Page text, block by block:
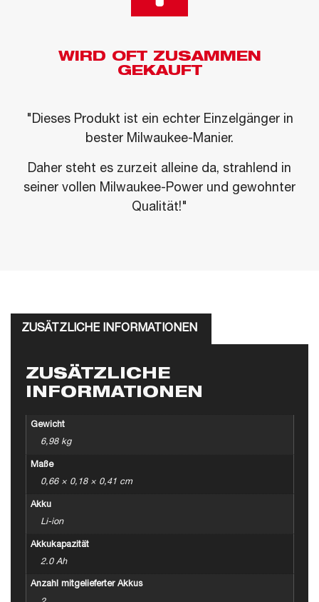
WIRD OFT ZUSAMMEN
GEKAUFT
"Dieses Produkt ist ein echter Einzelgänger in
bester Milwaukee-Manier.
Daher steht es zurzeit alleine da, strahlend in
seiner vollen Milwaukee-Power und gewohnter
Qualität!"
ZUSÄTZLICHE INFORMATIONEN
ZUSÄTZLICHE
INFORMATIONEN
Gewicht
6,98 kg
Maße
0,66 × 0,18 × 0,41 cm
Akku
Li-ion
Akkukapazität
2.0 Ah
Anzahl mitgelieferter Akkus